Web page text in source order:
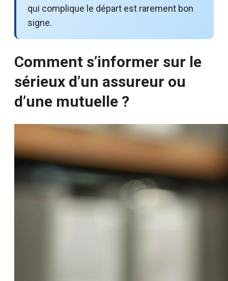
qui complique le départ est rarement bon
signe.
Comment s’informer sur le
sérieux d’un assureur ou
d’une mutuelle ?